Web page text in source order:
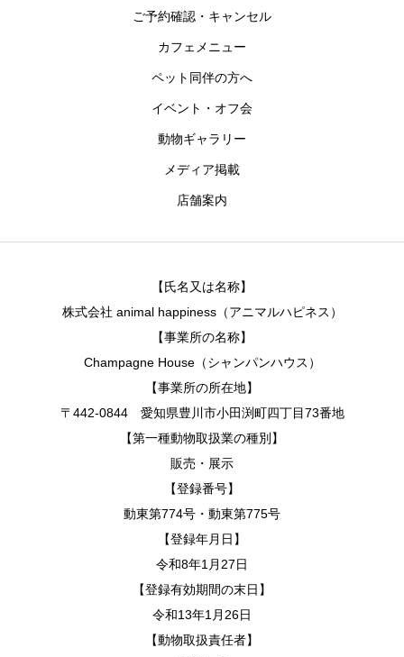
ご予約確認・キャンセル
カフェメニュー
ペット同伴の方へ
イベント・オフ会
動物ギャラリー
メディア掲載
店舗案内
【氏名又は名称】
株式会社 animal happiness（アニマルハピネス）
【事業所の名称】
Champagne House（シャンパンハウス）
【事業所の所在地】
〒442-0844 愛知県豊川市小田渕町四丁目73番地
【第一種動物取扱業の種別】
販売・展示
【登録番号】
動東第774号・動東第775号
【登録年月日】
令和8年1月27日
【登録有効期間の末日】
令和13年1月26日
【動物取扱責任者】